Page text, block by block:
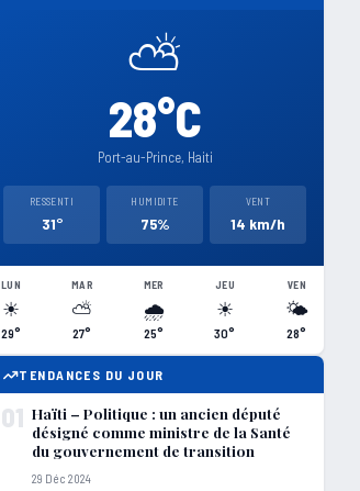
⛅
28°C
Port-au-Prince, Haiti
RESSENTI
31°
HUMIDITE
75%
VENT
14 km/h
LUN
☀
29°
MAR
⛅
27°
MER
🌧
25°
JEU
☀
30°
VEN
🌤
28°
TENDANCES DU JOUR
01 Haïti – Politique : un ancien député
désigné comme ministre de la Santé
du gouvernement de transition
29 Déc 2024